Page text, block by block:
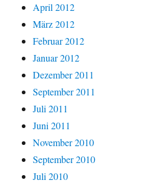
April 2012
März 2012
Februar 2012
Januar 2012
Dezember 2011
September 2011
Juli 2011
Juni 2011
November 2010
September 2010
Juli 2010